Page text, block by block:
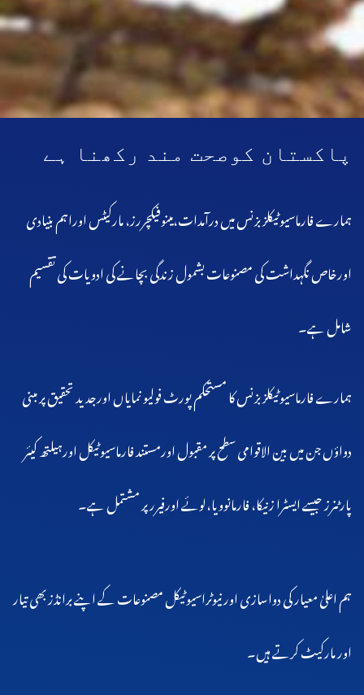
پاکستان کوصحت مند رکھنا ہے
ہمارے فارماسیوٹیکلز بزنس میں درآمدات،مینوفیکچررز، مارکیٹس اوراہم بنیادی
اورخاص نگہداشت کی مصنوعات بشمول زندگی بچانے کی ادویات کی تقسیم
شامل ہے۔
ہمارے فارماسیوٹیکلز بزنس کا مستحکم پورٹ فولیو نمایاں اورجدید تحقیق پر مبنی
دواؤں جن میں بین الاقوامی سطح پر مقبول اورمستند فارماسیوٹیکل اورہیلتھ کیئر
پارٹنرز جیسے ایسٹرا زنیکا، فارمانوویا،لوئے اورفیرر پر مشتمل ہے۔
ہم اعلیٰ معیار کی دواسازی اور نیوٹراسیوٹیکل مصنوعات کے اپنے برانڈز بھی تیار
اور مارکیٹ کرتے ہیں۔